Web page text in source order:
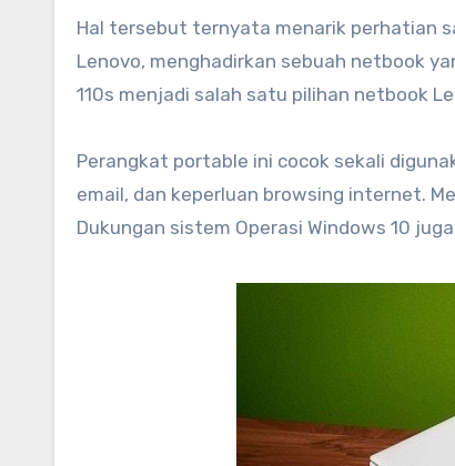
Hal tersebut ternyata menarik perhatian
Lenovo, menghadirkan sebuah netbook
110s menjadi salah satu pilihan netbook
Perangkat portable ini cocok sekali
email, dan keperluan browsing internet.
Dukungan sistem Operasi Windows 10